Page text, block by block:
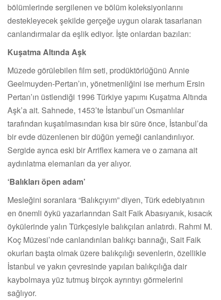
bölümlerinde sergilenen ve bölüm koleksiyonlarını
destekleyecek şekilde gerçeğe uygun olarak tasarlanan
canlandırmalar da eşlik ediyor. İşte onlardan bazıları:
Kuşatma Altında Aşk
Müzede görülebilen film seti, prodüktörlüğünü Annie
Geelmuyden-Pertan’ın, yönetmenliğini ise merhum Ersin
Pertan’ın üstlendiği 1996 Türkiye yapımı Kuşatma Altında
Aşk’a ait. Sahnede, 1453’te İstanbul’un Osmanlılar
tarafından kuşatılmasından kısa bir süre önce, İstanbul’da
bir evde düzenlenen bir düğün yemeği canlandırılıyor.
Sergide ayrıca eski bir Arriflex kamera ve o zamana ait
aydınlatma elemanları da yer alıyor.
‘Balıkları öpen adam’
Mesleğini soranlara “Balıkçıyım” diyen, Türk edebiyatının
en önemli öykü yazarlarından Sait Faik Abasıyanık, kısacık
öykülerinde yalın Türkçesiyle balıkçıları anlatırdı. Rahmi M.
Koç Müzesi’nde canlandırılan balıkçı barınağı, Sait Faik
okurları başta olmak üzere balıkçılığı sevenlerin, özellikle
İstanbul ve yakın çevresinde yapılan balıkçılığa dair
kaybolmaya yüz tutmuş birçok ayrıntıyı görmelerini
sağlıyor.